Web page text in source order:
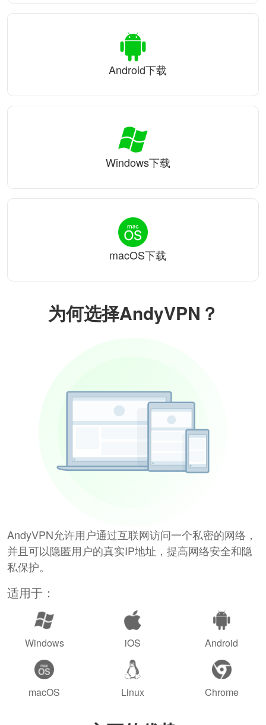
为何选择AndyVPN？
AndyVPN允许用户通过互联网访问一个私密的网络，
并且可以隐匿用户的真实IP地址，提高网络安全和隐
私保护。
适用于：
Windows iOS Android
macOS Linux Chrome
Android下载
Windows下载
macOS下载